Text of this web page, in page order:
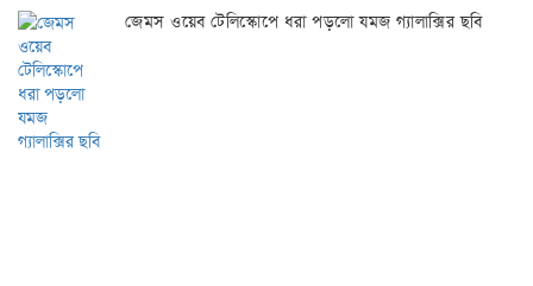
জেমস ওয়েব টেলিস্কোপে ধরা পড়লো যমজ গ্যালাক্সির ছবি